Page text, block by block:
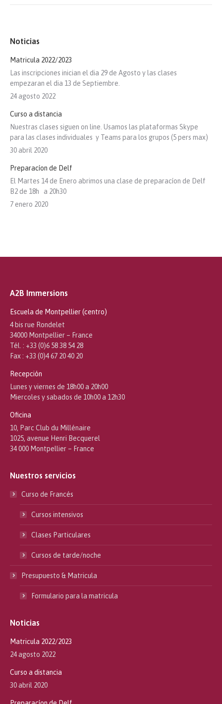
Noticias
Matricula 2022/2023
Las inscripciones inician el dia 29 de Agosto y las clases
empezaran el dia 13 de Septiembre.
24 agosto 2022
Curso a distancia
Nuestras clases siguen on line. Usamos las plataformas Skype
para las clases individuales y Teams para los grupos (5 pers max)
30 abril 2020
Preparacíon de Delf
El Martes 14 de Enero abrimos una clase de preparacíon de Delf
B2 de 18h a 20h30
7 enero 2020
A2B Immersions
Escuela de Montpellier (centro)
4 bis rue Rondelet
34000 Montpellier – France
Tél. : +33 (0)6 58 38 54 28
Fax : +33 (0)4 67 20 40 20
Recepción
Lunes y viernes de 18h00 a 20h00
Miercoles y sabados de 10h00 a 12h30
Oficina
10, Parc Club du Millénaire
1025, avenue Henri Becquerel
34 000 Montpellier – France
Nuestros servicios
Curso de Francés
Cursos intensivos
Clases Particulares
Cursos de tarde/noche
Presupuesto & Matricula
Formulario para la matricula
Noticias
Matricula 2022/2023
24 agosto 2022
Curso a distancia
30 abril 2020